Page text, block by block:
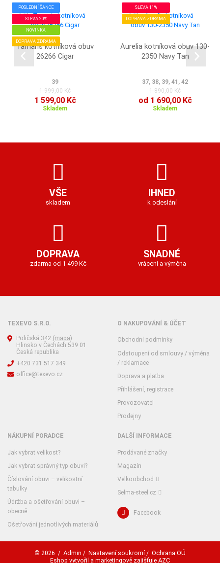
POSLEDNÍ ŠANCE
SLEVA 20%
NOVINKA
DOPRAVA ZDRAMA
Tamaris kotníková obuv
26266 Cigar
39
1 999,00 Kč
1 599,00 Kč
Skladem
SLEVA 11%
DOPRAVA ZDRAMA
Aurelia kotníková obuv 130-
2350 Navy Tan
37, 38, 39, 41, 42
1 890,00 Kč
od 1 690,00 Kč
Skladem
VŠE
skladem
IHNED
k odeslání
DOPRAVA
zdarma od 1 499 Kč
SNADNÉ
vrácení a výměna
TEXEVO S.R.O.
Poličská 342 (mapa)
Hlinsko v Čechách 539 01
Česká republika
+420 731 517 349
office@texevo.cz
O NAKUPOVÁNÍ & ÚČET
Obchodní podmínky
Odstoupení od smlouvy / výměna
/ reklamace
Doprava a platba
Přihlášení, registrace
Provozovatel
Prodejny
NÁKUPNÍ PORADCE
Jak vybrat velikost?
Jak vybrat správný typ obuvi?
Číslování obuvi – velikostní
tabulky
Údržba a ošetřování obuvi –
obecně
Ošetřování jednotlivých materiálů
DALŠÍ INFORMACE
Prodávané značky
Magazín
Velkoobchod
Selma-steel.cz
Facebook
© 2026 / Admin / Nastavení soukromí/ Ochrana OÚ
Eshop vytvořil a marketingově zajišťuje AZC